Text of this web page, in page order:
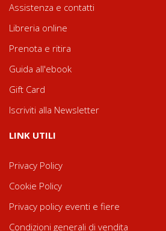
Assistenza e contatti
Libreria online
Prenota e ritira
Guida all'ebook
Gift Card
Iscriviti alla Newsletter
LINK UTILI
Privacy Policy
Cookie Policy
Privacy policy eventi e fiere
Condizioni generali di vendita